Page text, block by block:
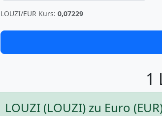
LOUZI/EUR Kurs: 0,07229
1
LOUZI (LOUZI) zu Euro